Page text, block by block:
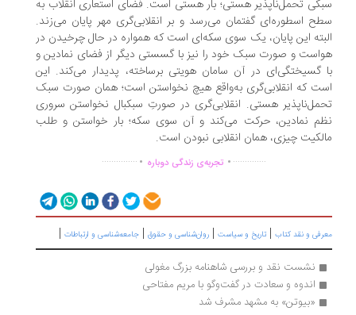
تحمل‌ناپذیر هستی؛ بار هستی است. فضای استعاری انقلاب به
اسطوره‌ای گفتمان می‌رسد و بر انقلابی‌گری مهر پایان می‌زند.
این پایان، یک سوی سکه‌ای است که همواره در حال چرخیدن در
و صورت سبک خود را نیز با گسستی دیگر از فضای نمادین و
گسیختگی‌ای در آن سامان هویتی برساخته، پدیدار می‌کند. این
که انقلابی‌گری به‌واقع هیچ نخواستن است؛ همان صورت سبک
هستی. انقلابی‌گری در صورتِ سبکبال نخواستن سروری
نمادین، حرکت می‌کند و آن سوی سکه؛ بار خواستن و طلب
چیزی، همان انقلابی نبودن است.
................تجربه‌ی زندگی دوباره ...............
و نقد کتاب|تاریخ و سیاست |روان‌شناسی و حقوق|جامعه‌شناسی و ارتباطات |
نشست نقد و بررسی شاهنامه بزرگ مغولی
اندوه و سعادت در گفت‌وگو با مریم مفتاحی
«بیوتن» به مشهد مشرف شد